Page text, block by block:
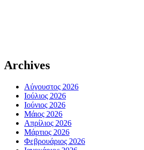
Archives
Αύγουστος 2026
Ιούλιος 2026
Ιούνιος 2026
Μάιος 2026
Απρίλιος 2026
Μάρτιος 2026
Φεβρουάριος 2026